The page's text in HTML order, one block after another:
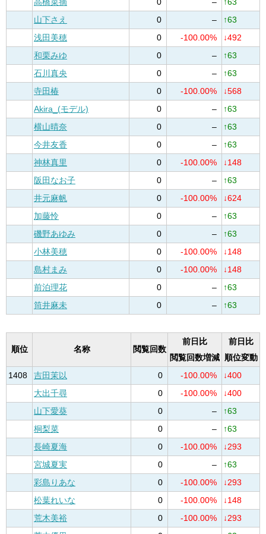
高橋菜摘
0 –
↑63
山下さえ
0 –
↑63
浅田美穂
0 -100.00%
↓492
和栗みゆ
0 –
↑63
石川真央
0 –
↑63
寺田椿
0 -100.00%
↓568
Akira_(モデル)
0 –
↑63
横山晴奈
0 –
↑63
今井友香
0 –
↑63
神林真里
0 -100.00%
↓148
阪田なお子
0 –
↑63
井元麻帆
0 -100.00%
↓624
加藤怜
0 –
↑63
磯野あゆみ
0 –
↑63
小林美穂
0 -100.00%
↓148
島村まみ
0 -100.00%
↓148
前泊理花
0 –
↑63
筒井麻未
0 – ↑63
順位 名称 閲覧回数
前日比
閲覧回数増減
前日比
順位変動
1408
吉田茉以 0 -100.00%
↓400
大出千尋
0 -100.00%
↓400
山下愛葵
0 –
↑63
桐梨菜
0 –
↑63
長崎夏海
0 -100.00%
↓293
宮城夏実
0 –
↑63
彩島りあな
0 -100.00%
↓293
松葉れいな
0 -100.00%
↓148
荒木美裕
0 -100.00%
↓293